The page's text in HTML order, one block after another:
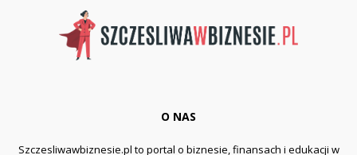
O NAS
Szczesliwawbiznesie.pl to portal o biznesie, finansach i edukacji w